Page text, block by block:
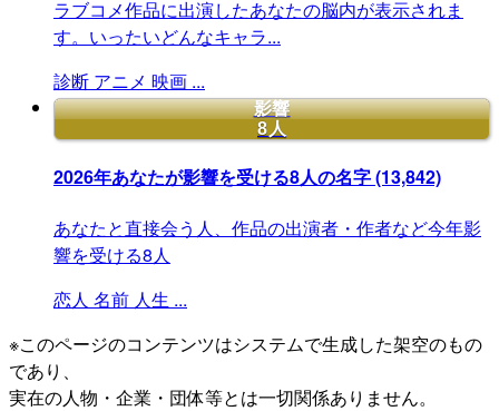
ラブコメ作品に出演したあなたの脳内が表示されま
す。いったいどんなキャラ...
診断 アニメ 映画 ...
影響
8人
2026年あなたが影響を受ける8人の名字(13,842)
あなたと直接会う人、作品の出演者・作者など今年影
響を受ける8人
恋人 名前 人生 ...
※このページのコンテンツはシステムで生成した架空のもの
であり、
実在の人物・企業・団体等とは一切関係ありません。